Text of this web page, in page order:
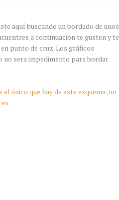
aquí buscando un bordado de unos
a continuación te gusten y te
punto de cruz .Los gráficos
no sera impedimento para bordar
único que hay de este esquema ,no